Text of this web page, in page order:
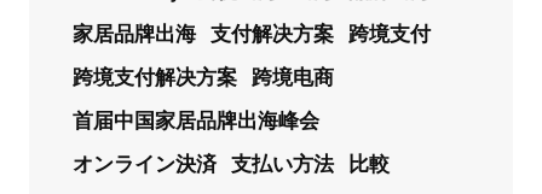
家居品牌出海 支付解决方案 跨境支付
跨境支付解决方案 跨境电商
首届中国家居品牌出海峰会
オンライン決済 支払い方法 比較